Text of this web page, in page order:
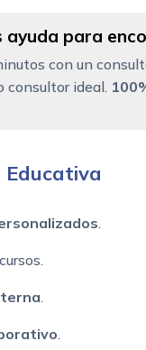
ayuda para
con un
consultor ideal.
.
.
.